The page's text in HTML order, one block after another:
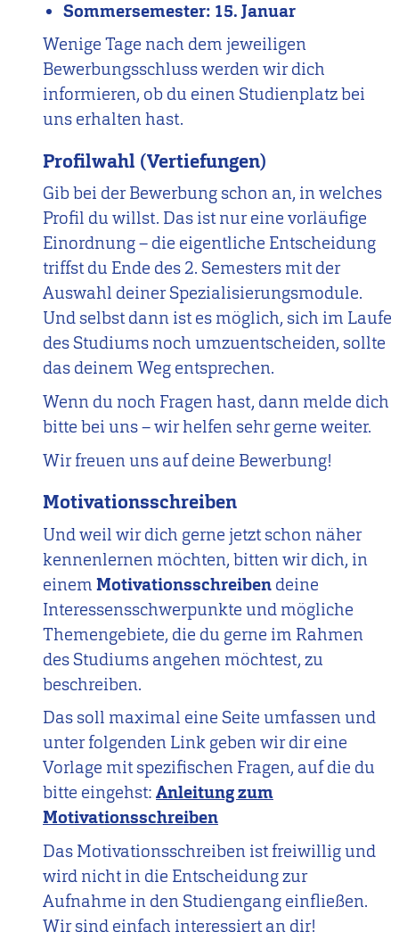
Sommersemester: 15. Januar
Wenige Tage nach dem jeweiligen
Bewerbungsschluss werden wir dich
informieren, ob du einen Studienplatz bei
uns erhalten hast.
Profilwahl (Vertiefungen)
Gib bei der Bewerbung schon an, in welches
Profil du willst. Das ist nur eine vorläufige
Einordnung – die eigentliche Entscheidung
triffst du Ende des 2. Semesters mit der
Auswahl deiner Spezialisierungsmodule.
Und selbst dann ist es möglich, sich im Laufe
des Studiums noch umzuentscheiden, sollte
das deinem Weg entsprechen.
Wenn du noch Fragen hast, dann melde dich
bitte bei uns – wir helfen sehr gerne weiter.
Wir freuen uns auf deine Bewerbung!
Motivationsschreiben
Und weil wir dich gerne jetzt schon näher
kennenlernen möchten, bitten wir dich, in
einem Motivationsschreiben deine
Interessensschwerpunkte und mögliche
Themengebiete, die du gerne im Rahmen
des Studiums angehen möchtest, zu
beschreiben.
Das soll maximal eine Seite umfassen und
unter folgenden Link geben wir dir eine
Vorlage mit spezifischen Fragen, auf die du
bitte eingehst: Anleitung zum
Motivationsschreiben
Das Motivationsschreiben ist freiwillig und
wird nicht in die Entscheidung zur
Aufnahme in den Studiengang einfließen.
Wir sind einfach interessiert an dir!